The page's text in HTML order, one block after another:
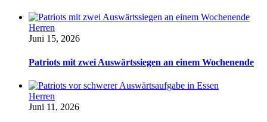
Herren
Juni 15, 2026
Patriots mit zwei Auswärtssiegen an einem Wochenende
Herren
Juni 11, 2026